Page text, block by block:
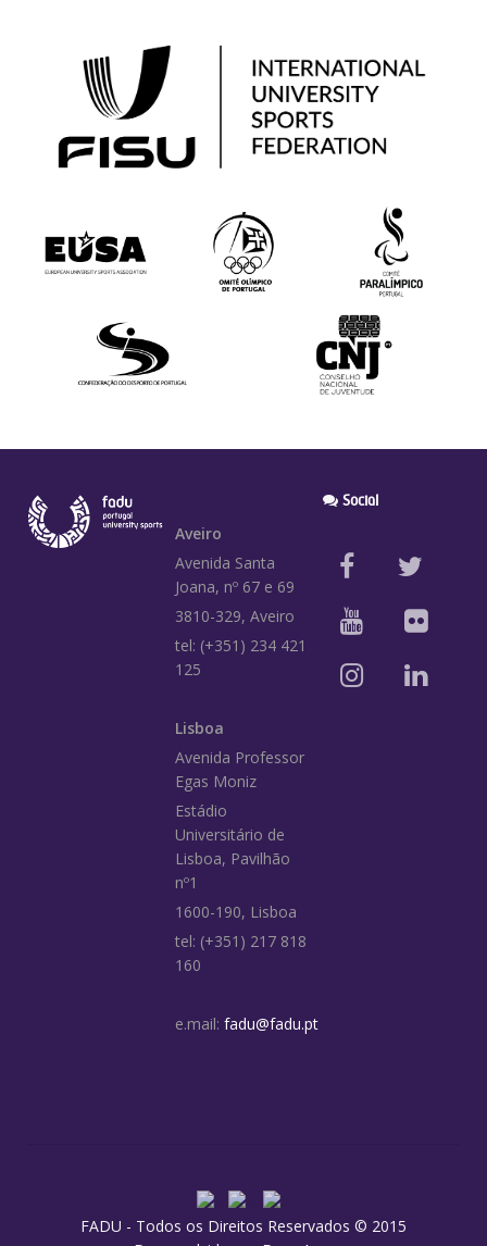
Aveiro
Avenida Santa
Joana, nº 67 e 69
3810-329, Aveiro
tel: (+351) 234 421
125
Lisboa
Avenida Professor
Egas Moniz
Estádio
Universitário de
Lisboa, Pavilhão
nº1
1600-190, Lisboa
tel: (+351) 217 818
160
e.mail: fadu@fadu.pt
Social
FADU - Todos os Direitos Reservados © 2015